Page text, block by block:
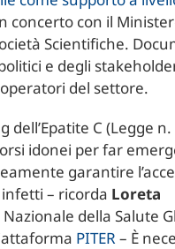
concerto con il
Scientifiche.
e degli
del settore.
dell’Epatite C (Legge
idonei per far
garantire
– ricorda Loreta
della Salute
PITER – È